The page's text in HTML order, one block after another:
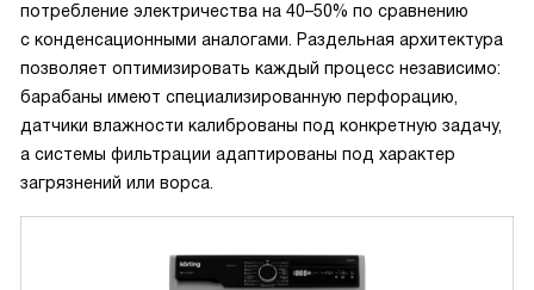
потребление электричества на 40–50% по сравнению
с конденсационными аналогами. Раздельная архитектура
позволяет оптимизировать каждый процесс независимо:
барабаны имеют специализированную перфорацию,
датчики влажности калиброваны под конкретную задачу,
а системы фильтрации адаптированы под характер
загрязнений или ворса.